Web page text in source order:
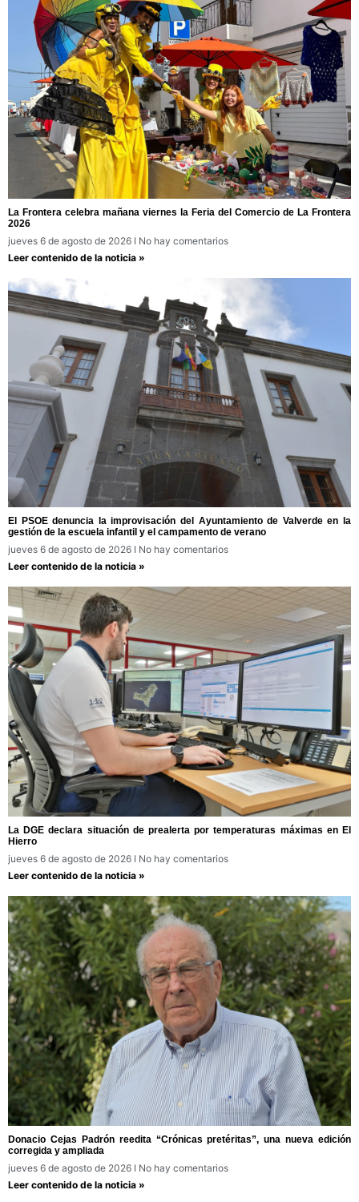
La Frontera celebra mañana viernes la Feria del Comercio de La Frontera
2026
jueves 6 de agosto de 2026
No hay comentarios
Leer contenido de la noticia »
El PSOE denuncia la improvisación del Ayuntamiento de Valverde en la
gestión de la escuela infantil y el campamento de verano
jueves 6 de agosto de 2026
No hay comentarios
Leer contenido de la noticia »
La DGE declara situación de prealerta por temperaturas máximas en El
Hierro
jueves 6 de agosto de 2026
No hay comentarios
Leer contenido de la noticia »
Donacio Cejas Padrón reedita “Crónicas pretéritas”, una nueva edición
corregida y ampliada
jueves 6 de agosto de 2026
No hay comentarios
Leer contenido de la noticia »